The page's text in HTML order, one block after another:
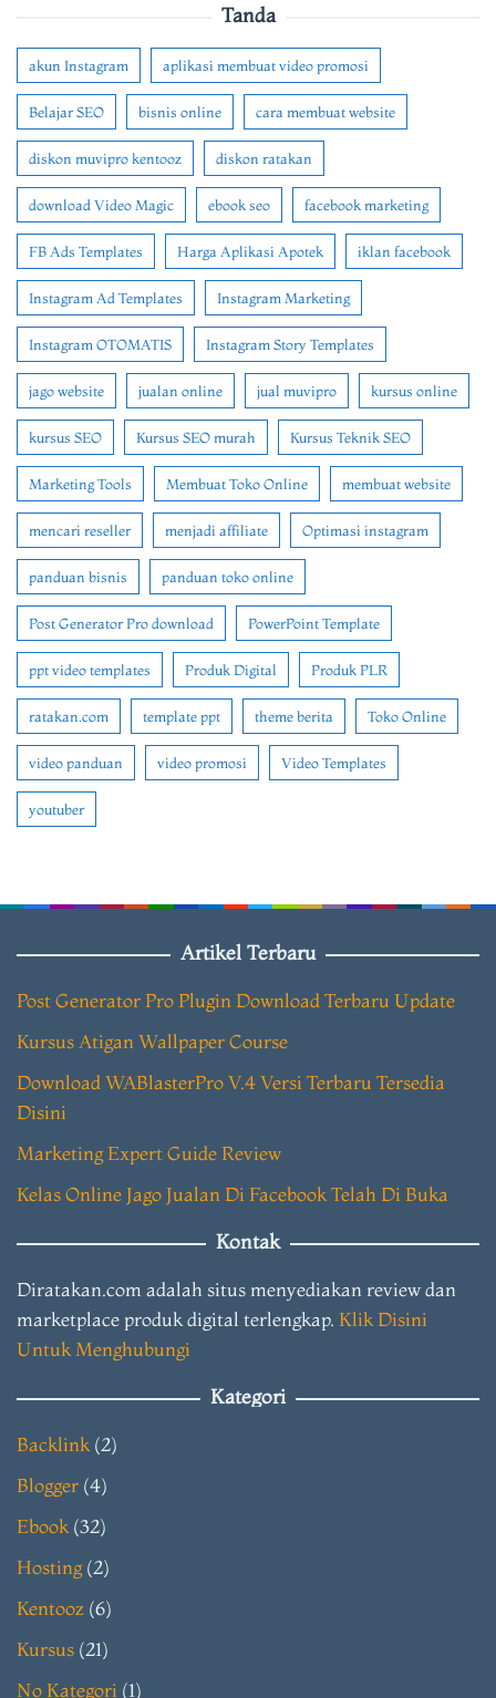
Tanda
akun Instagram aplikasi membuat video promosi
Belajar SEO bisnis online cara membuat website
diskon muvipro kentooz diskon ratakan
download Video Magic ebook seo facebook marketing
FB Ads Templates Harga Aplikasi Apotek iklan facebook
Instagram Ad Templates Instagram Marketing
Instagram OTOMATIS Instagram Story Templates
jago website jualan online jual muvipro kursus online
kursus SEO Kursus SEO murah Kursus Teknik SEO
Marketing Tools Membuat Toko Online membuat website
mencari reseller menjadi affiliate Optimasi instagram
panduan bisnis panduan toko online
Post Generator Pro download PowerPoint Template
ppt video templates Produk Digital Produk PLR
ratakan.com template ppt theme berita Toko Online
video panduan video promosi Video Templates
youtuber
Artikel Terbaru
Post Generator Pro Plugin Download Terbaru Update
Kursus Atigan Wallpaper Course
Download WABlasterPro V.4 Versi Terbaru Tersedia
Disini
Marketing Expert Guide Review
Kelas Online Jago Jualan Di Facebook Telah Di Buka
Kontak
Diratakan.com adalah situs menyediakan review dan
marketplace produk digital terlengkap. Klik Disini
Untuk Menghubungi
Kategori
Backlink (2)
Blogger (4)
Ebook (32)
Hosting(2)
Kentooz (6)
Kursus (21)
No Kategori (1)